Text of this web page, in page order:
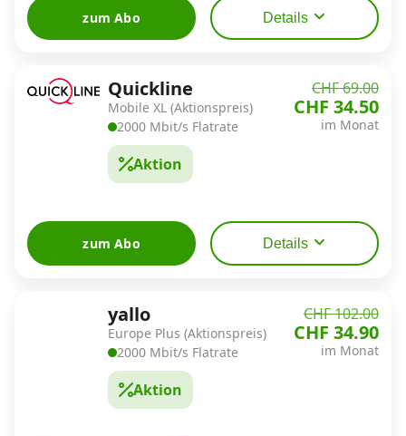
zum Abo Details
Quickline
Mobile XL (Aktionspreis)
2000 Mbit/s Flatrate
Aktion
CHF 69.00
CHF 34.50
im Monat
zum Abo Details
yallo
Europe Plus (Aktionspreis)
2000 Mbit/s Flatrate
Aktion
CHF 102.00
CHF 34.90
im Monat